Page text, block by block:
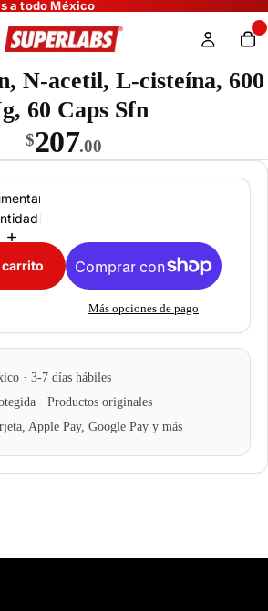
N-acetil, L-cisteína, 600
60 Caps Sfn
$207.00
carrito
Más opciones de pago